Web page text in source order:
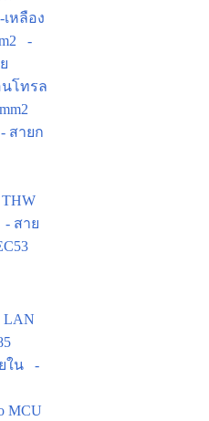
เหลือง
-
โทรล
- สายก
- สาย
LAN
ใน
-
MCU